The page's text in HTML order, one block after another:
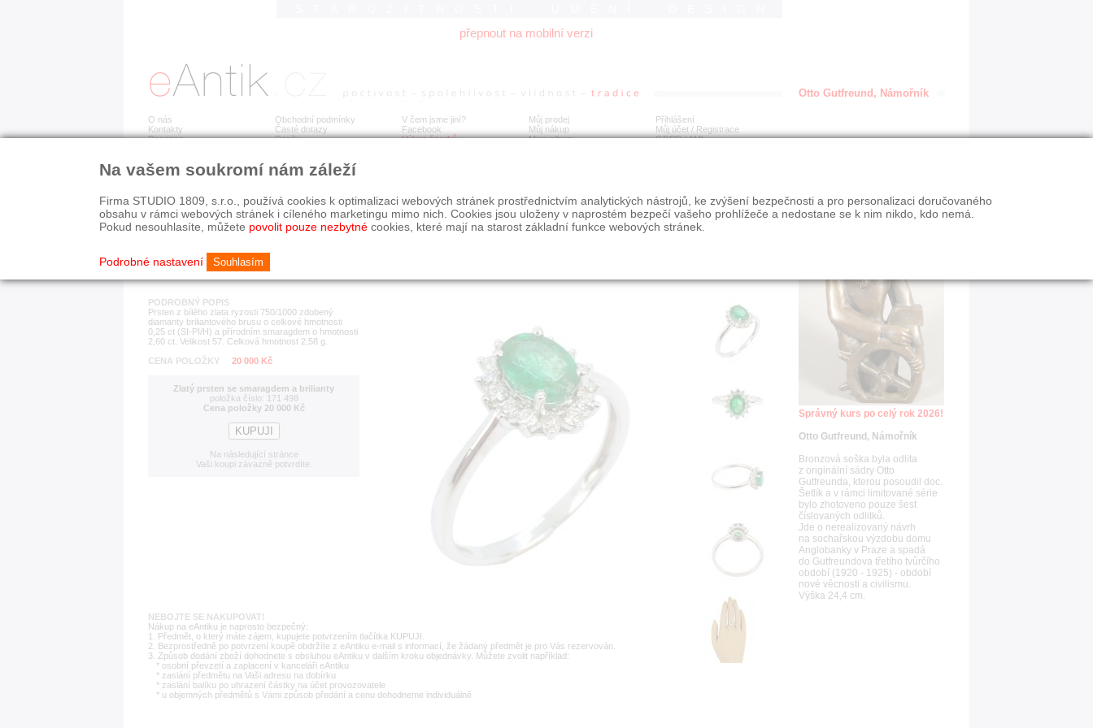
přepnout na mobilní verzi
O nás
Kontakty
Recenze
Obchodní podmínky
Časté dotazy
Ceník
V čem jsme jiní?
Facebook
Výkup šperků
Můj prodej
Můj nákup
Moje album
Přihlášení
Můj účet / Registrace
GDPR/AML
Detail položky č. 171 498 Zlatý prsten se smaragdem a brilianty
PODROBNÝ POPIS
Prsten z bílého zlata ryzosti 750/1000 zdobený
diamanty briliantového brusu o celkové hmotnosti
0,25 ct (SI-PI/H) a přírodním smaragdem o hmotnosti
2,60 ct. Velikost 57. Celková hmotnost 2,58 g.
CENA POLOŽKY
20 000 Kč
Zlatý prsten se smaragdem a brilianty
položka číslo: 171 498
Cena položky 20 000 Kč
Na následující stránce
Vaši koupi závazně potvrdíte.
NEBOJTE SE NAKUPOVAT!
Nákup na eAntiku je naprosto bezpečný:
1. Předmět, o který máte zájem, kupujete potvrzením tlačítka KUPUJI.
2. Bezprostředně po potvrzení koupě obdržíte z eAntiku e-mail s informací, že žádaný předmět je pro Vás rezervován.
3. Způsob dodání zboží dohodnete s obsluhou eAntiku v dalším kroku objednávky. Můžete zvolit například:
* osobní převzetí a zaplacení v kanceláři eAntiku
* zaslání předmětu na Vaši adresu na dobírku
* zaslání balíku po uhrazení částky na účet provozovatele
* u objemných předmětů s Vámi způsob předání a cenu dohodneme individuálně
Otto Gutfreund, Námořník
Správný kurs po celý rok 2026!
Otto Gutfreund, Námořník
Bronzová soška byla odlita
z originální sádry Otto
Gutfreunda, kterou posoudil doc.
Šetlík a v rámci limitované série
bylo zhotoveno pouze šest
číslovaných odlitků.
Jde o nerealizovaný návrh
na sochařskou výzdobu domu
Anglobanky v Praze a spadá
do Gutfreundova třetího tvůrčího
období (1920 - 1925) - období
nové věcnosti a civilismu.
Výška 24,4 cm.
Na vašem soukromí nám záleží
Firma STUDIO 1809, s.r.o., používá cookies k optimalizaci webových stránek prostřednictvím analytických nástrojů, ke zvýšení bezpečnosti a pro personalizaci doručovaného
obsahu v rámci webových stránek i cíleného marketingu mimo nich. Cookies jsou uloženy v naprostém bezpečí vašeho prohlížeče a nedostane se k nim nikdo, kdo nemá.
Pokud nesouhlasíte, můžete povolit pouze nezbytné cookies, které mají na starost základní funkce webových stránek.
Podrobné nastavení Souhlasím